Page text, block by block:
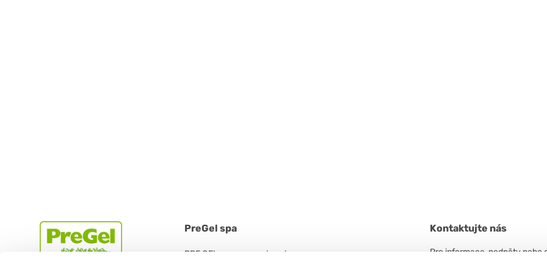
PreGel spa
PRE GEL spa con socio unico
Kontaktujte nás
Pro informace, podněty nebo